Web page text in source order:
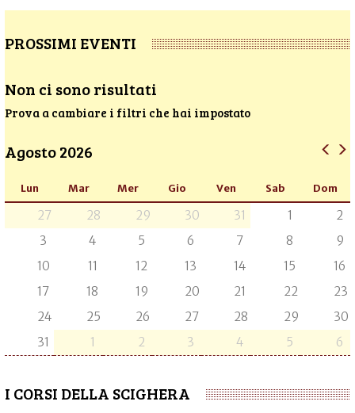
PROSSIMI EVENTI
Non ci sono risultati
Prova a cambiare i filtri che hai impostato
Agosto 2026
Lun Mar Mer Gio Ven Sab Dom
27 28 29 30 31 1
2
3
4 5 6 7 8
9
10
11 12 13 14 15
16
17
18 19 20 21 22
23
24
25 26 27 28 29
30
31
1 2 3 4 5 6
I CORSI DELLA SCIGHERA